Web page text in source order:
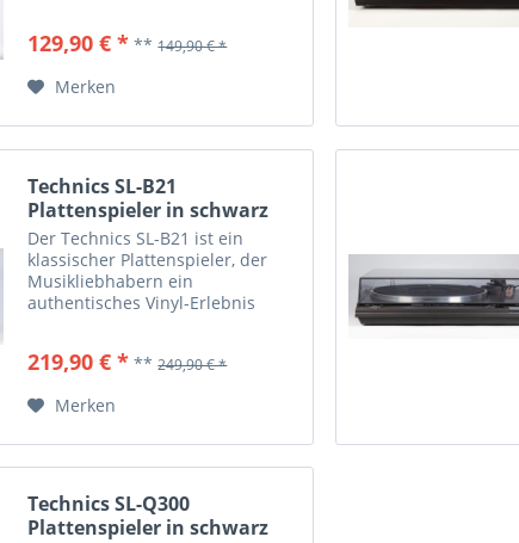
hervorragende
Schallplattenliebhaber. Der...
129,90 € * **149,90 € *
Merken
Technics SL-B21
Plattenspieler in schwarz
Der Technics SL-B21 ist ein
klassischer Plattenspieler, der
Musikliebhabern ein
authentisches Vinyl-Erlebnis
hochwertigen
eine präzise Wiedergabe von...
219,90 € * **249,90 € *
Merken
Technics SL-Q300
Plattenspieler in schwarz